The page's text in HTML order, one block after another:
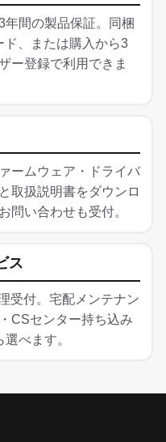
年間の製品保証。同梱
ド、または購入から3
ー登録で利用できま
ームウェア・ドライバ
取扱説明書をダウンロ
問い合わせも受付。
ス
受付。宅配メンテナン
CSセンター持ち込み
べます。